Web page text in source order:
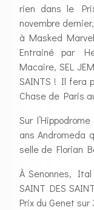
rien dans le
novembre
à Masked
Entrainé par
Macaire, SEL
SAINTS ! Il fera
Chase de Paris
Sur
ans Andromeda
selle de Florian
À Senonnes,
SAINT DES
Prix du Genet